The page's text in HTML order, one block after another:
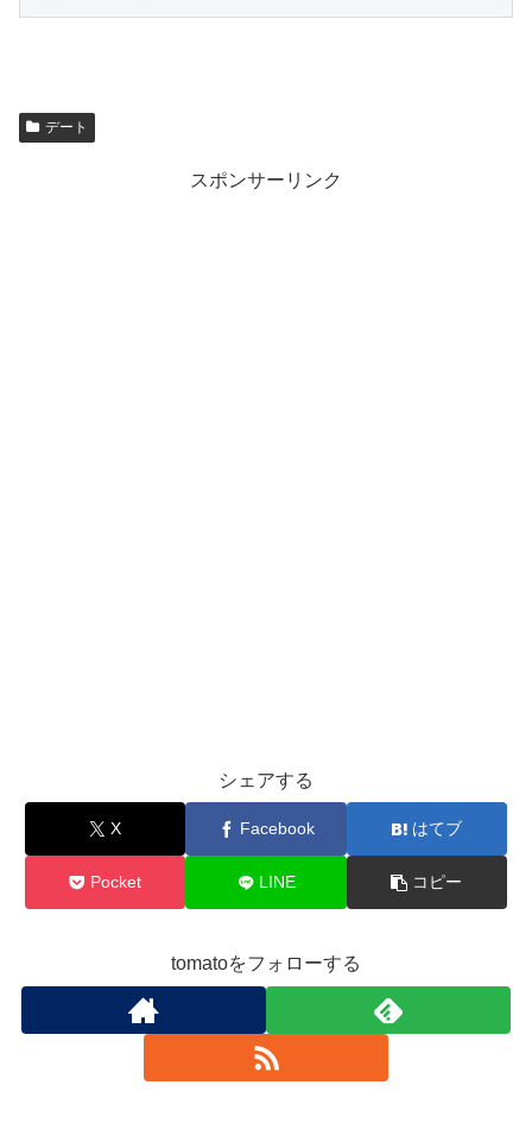
デート
スポンサーリンク
シェアする
X Facebook はてブ
Pocket LINE コピー
tomatoをフォローする